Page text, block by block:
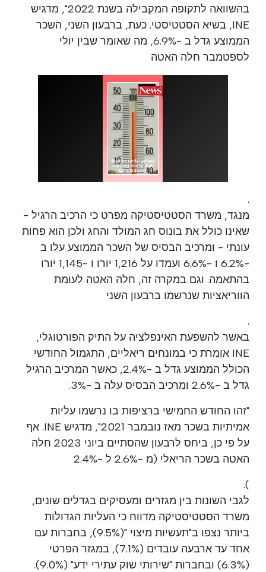
בהשוואה לתקופה המקבילה בשנת 2022", מדגיש
INE, בשיא הסטטיסטי. כעת, ברבעון השני, השכר
הממוצע גדל ב -6.9%, מה שאומר שבין יולי
לספטמבר חלה האטה
.
מנגד, משרד הסטטיסטיקה מפרט כי הרכיב הרגיל -
שאינו כולל את בונוס חג המולד והחג ולכן הוא פחות
עונתי - ומרכיב הבסיס של השכר הממוצע עלו ב
-6.2% ו -6.6% ועמדו על 1,216 יורו ו -1,145 יורו
בהתאמה. וגם במקרה זה, חלה האטה לעומת
הווריאציות שנרשמו ברבעון השני
.
באשר להשפעת האינפלציה על התיק הפורטוגלי,
INE אומרת כי במונחים ריאליים, התגמול החודשי
הכולל הממוצע גדל ב -2.4%, כאשר המרכיב הרגיל
גדל ב -2.6% ומרכיב הבסיס עלה ב -3%.
"זהו החודש החמישי ברציפות בו נרשמו עליות
אמיתיות בשכר מאז נובמבר 2021", מדגיש INE. אף
על פי כן, ביחס לרבעון שהסתיים ביוני 2023 חלה
האטה בשכר הריאלי (מ -2.6% ל -2.4%
).
לגבי השונות בין מגזרים ומעסיקים בגדלים שונים,
משרד הסטטיסטיקה מדווח כי העליות הגדולות
ביותר נצפו ב"תעשיות מיצוי "(9.5%), בחברות עם
אחד עד ארבעה עובדים (7.1%), במגזר הפרטי
(6.3%) ובחברות "שירותי שוק עתירי ידע" (9.0%).